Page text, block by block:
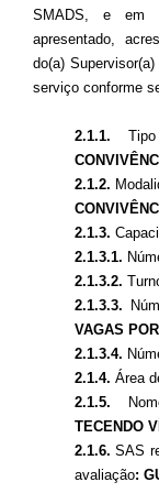
SMADS, e em
apresentado,
do(a)
serviço conforme
2.1.1.
2.1.2.
2.1.3.
2.1.3.1.
2.1.3.2.
2.1.3.3.
VAGAS
2.1.3.4.
2.1.4. Área
2.1.5.
TECENDO
2.1.6. SAS
avaliação: